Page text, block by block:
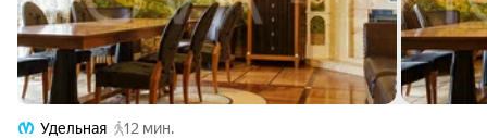
Удельная
12 мин.